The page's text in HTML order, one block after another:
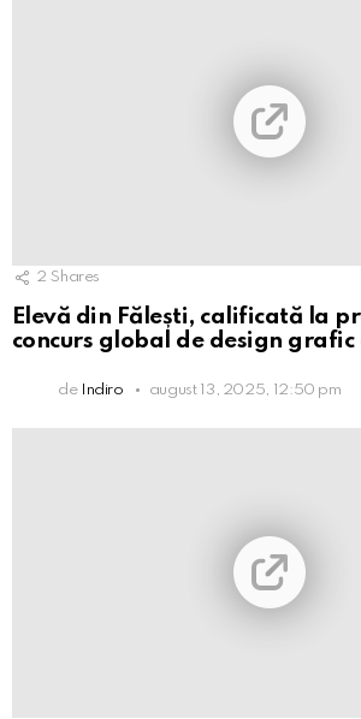
2 Shares
Elevă din Fălești, calificată la
concurs global de design grafic
de Indiro august 13, 2025, 12:50 pm